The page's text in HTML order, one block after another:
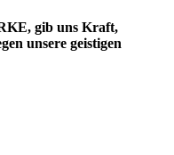
gib uns Kraft,
unsere geistigen